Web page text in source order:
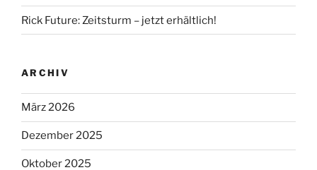
Rick Future: Zeitsturm – jetzt erhältlich!
ARCHIV
März 2026
Dezember 2025
Oktober 2025